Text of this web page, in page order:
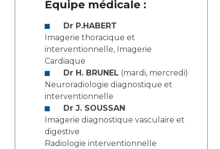
Équipe médicale :
Dr P.HABERT
Imagerie thoracique et
interventionnelle, Imagerie
Cardiaque
Dr H. BRUNEL (mardi, mercredi)
Neuroradiologie diagnostique et
interventionnelle
Dr J. SOUSSAN
Imagerie diagnostique vasculaire et
digestive
Radiologie interventionnelle